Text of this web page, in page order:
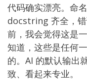
代码确实漂亮。命
docstring 齐全，
前，我会觉得这是
知道，这些是任何
的。AI 的默认输
致、看起来专业。